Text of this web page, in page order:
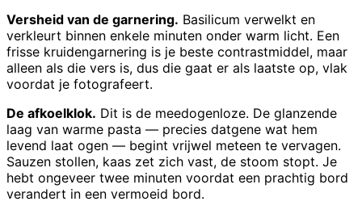
Versheid van de garnering. Basilicum verwelkt en
verkleurt binnen enkele minuten onder warm licht. Een
frisse kruidengarnering is je beste contrastmiddel, maar
alleen als die vers is, dus die gaat er als laatste op, vlak
voordat je fotografeert.
De afkoelklok. Dit is de meedogenloze. De glanzende
laag van warme pasta — precies datgene wat hem
levend laat ogen — begint vrijwel meteen te vervagen.
Sauzen stollen, kaas zet zich vast, de stoom stopt. Je
hebt ongeveer twee minuten voordat een prachtig bord
verandert in een vermoeid bord.